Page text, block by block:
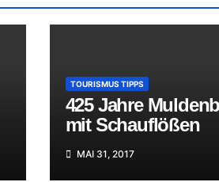
TOURISMUS TIPPS
425 Jahre
mit Schauflößen
MAI 31, 2017